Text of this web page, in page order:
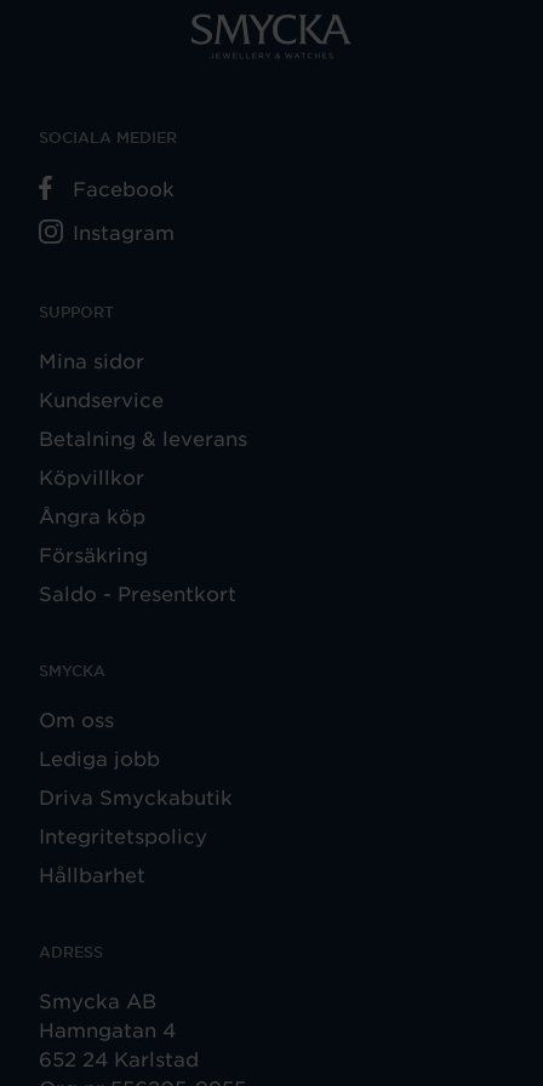
SUPPORT
Mina sidor
Kundservice
Betalning & leverans
Köpvillkor
Ångra köp
Försäkring
Saldo - Presentkort
SMYCKA
Om oss
Lediga jobb
Driva Smyckabutik
Integritetspolicy
Hållbarhet
ADRESS
Smycka AB
Hamngatan 4
652 24 Karlstad
SOCIALA MEDIER
Facebook
Instagram